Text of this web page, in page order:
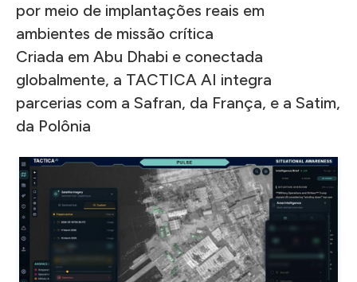
por meio de implantações reais em
ambientes de missão crítica
Criada em Abu Dhabi e conectada
globalmente, a TACTICA AI integra
parcerias com a Safran, da França, e a Satim,
da Polônia